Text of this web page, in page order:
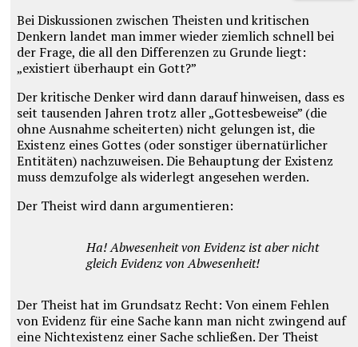
Bei Diskussionen zwischen Theisten und kritischen
Denkern landet man immer wieder ziemlich schnell bei
der Frage, die all den Differenzen zu Grunde liegt:
„existiert überhaupt ein Gott?”
Der kritische Denker wird dann darauf hinweisen, dass es
seit tausenden Jahren trotz aller „Gottesbeweise” (die
ohne Ausnahme scheiterten) nicht gelungen ist, die
Existenz eines Gottes (oder sonstiger übernatürlicher
Entitäten) nachzuweisen. Die Behauptung der Existenz
muss demzufolge als widerlegt angesehen werden.
Der Theist wird dann argumentieren:
Ha! Abwesenheit von Evidenz ist aber nicht
gleich Evidenz von Abwesenheit!
Der Theist hat im Grundsatz Recht: Von einem Fehlen
von Evidenz für eine Sache kann man nicht zwingend auf
eine Nichtexistenz einer Sache schließen. Der Theist